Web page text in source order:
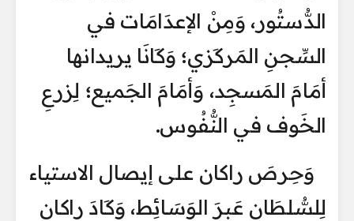
الدُّستُور، وَمِنْ الإعدَامَات في
السِّجنِ المَركَزي؛ وَكَانَا يريدانها
أمَامَ المَسجِد، وَأمَامَ الجَميع؛ لِزرعِ
الخَوف في النُّفُوس.
وَحِرصَ راكان على إيصال الاستياء
لِلسُّلطَان عَبرَ الوَسَائِط، وَكَادَ راكان